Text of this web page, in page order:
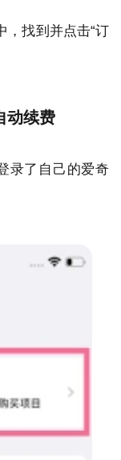
，找到并点击“订
动续费
录了自己的爱奇